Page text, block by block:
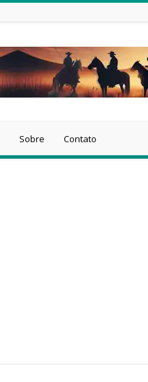
Sobre Contato